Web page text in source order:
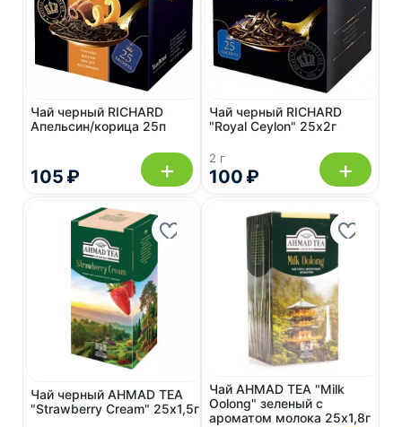
105 ₽
Чай черный RICHARD
Апельсин/корица 25п
+ 100 ₽
Чай черный RICHARD
"Royal Ceylon" 25х2г
2 г +
Чай черный AHMAD TEA
"Strawberry Cream" 25х1,5г
Чай AHMAD TEA "Milk
Oolong" зеленый с
ароматом молока 25х1,8г